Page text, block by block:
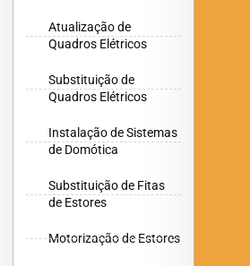
Atualização de
Quadros Elétricos
Substituição de
Quadros Elétricos
Instalação de Sistemas
de Domótica
Substituição de Fitas
de Estores
Motorização de Estores